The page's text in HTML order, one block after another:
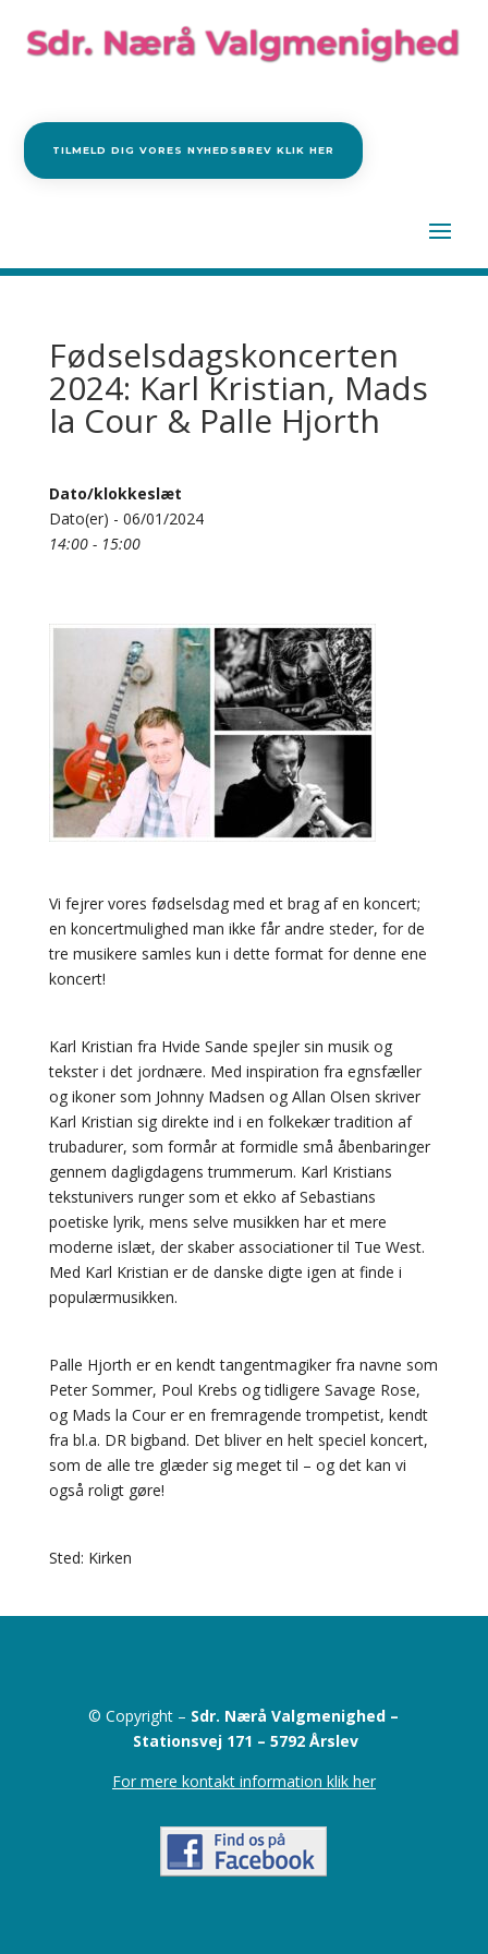
TILMELD DIG VORES NYHEDSBREV KLIK HER
Fødselsdagskoncerten
2024: Karl Kristian, Mads
la Cour & Palle Hjorth
Dato/klokkeslæt
Dato(er) - 06/01/2024
14:00 - 15:00
Vi fejrer vores fødselsdag med et brag af en koncert;
en koncertmulighed man ikke får andre steder, for de
tre musikere samles kun i dette format for denne ene
koncert!
Karl Kristian fra Hvide Sande spejler sin musik og
tekster i det jordnære. Med inspiration fra egnsfæller
og ikoner som Johnny Madsen og Allan Olsen skriver
Karl Kristian sig direkte ind i en folkekær tradition af
trubadurer, som formår at formidle små åbenbaringer
gennem dagligdagens trummerum. Karl Kristians
tekstunivers runger som et ekko af Sebastians
poetiske lyrik, mens selve musikken har et mere
moderne islæt, der skaber associationer til Tue West.
Med Karl Kristian er de danske digte igen at finde i
populærmusikken.
Palle Hjorth er en kendt tangentmagiker fra navne som
Peter Sommer, Poul Krebs og tidligere Savage Rose,
og Mads la Cour er en fremragende trompetist, kendt
fra bl.a. DR bigband. Det bliver en helt speciel koncert,
som de alle tre glæder sig meget til – og det kan vi
også roligt gøre!
Sted: Kirken
© Copyright – Sdr. Nærå Valgmenighed –
Stationsvej 171 –5792 Årslev
For mere kontakt information klik her